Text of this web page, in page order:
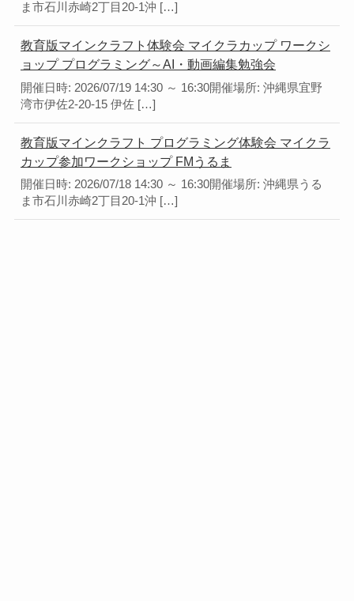
ま市石川赤崎2丁目20-1沖 […]
教育版マインクラフト体験会 マイクラカップ ワークシ
ョップ プログラミング～AI・動画編集勉強会
開催日時: 2026/07/19 14:30 ～ 16:30開催場所: 沖縄県宜野
湾市伊佐2-20-15 伊佐 […]
教育版マインクラフト プログラミング体験会 マイクラ
カップ参加ワークショップ FMうるま
開催日時: 2026/07/18 14:30 ～ 16:30開催場所: 沖縄県うる
ま市石川赤崎2丁目20-1沖 […]